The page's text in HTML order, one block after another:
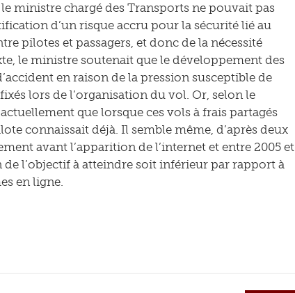
ministre chargé des Transports ne pouvait pas
d’un risque accru pour la sécurité lié au
pilotes et passagers, et donc de la nécessité
le ministre soutenait que le développement des
en raison de la pression susceptible de
lors de l’organisation du vol. Or, selon le
que lorsque ces vols à frais partagés
connaissait déjà. Il semble même, d’après deux
avant l’apparition de l’internet et entre 2005 et
de l’objectif à atteindre soit inférieur par rapport à
en ligne.